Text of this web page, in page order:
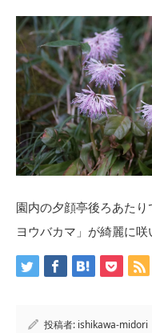
園内の夕顔亭後ろあた
ヨウバカマ」が綺麗に咲
投稿者: ishikawa-midori